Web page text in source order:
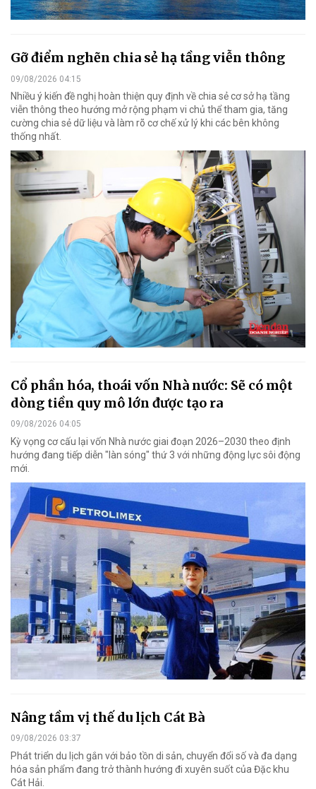
Gỡ điểm nghẽn chia sẻ hạ tầng viễn thông
09/08/2026 04:15
Nhiều ý kiến đề nghị hoàn thiện quy định về chia sẻ cơ sở hạ tầng
viễn thông theo hướng mở rộng phạm vi chủ thể tham gia, tăng
cường chia sẻ dữ liệu và làm rõ cơ chế xử lý khi các bên không
thống nhất.
Cổ phần hóa, thoái vốn Nhà nước: Sẽ có một
dòng tiền quy mô lớn được tạo ra
09/08/2026 04:05
Kỳ vọng cơ cấu lại vốn Nhà nước giai đoạn 2026–2030 theo định
hướng đang tiếp diễn "làn sóng" thứ 3 với những động lực sôi động
mới.
Nâng tầm vị thế du lịch Cát Bà
09/08/2026 03:37
Phát triển du lịch gắn với bảo tồn di sản, chuyển đổi số và đa dạng
hóa sản phẩm đang trở thành hướng đi xuyên suốt của Đặc khu
Cát Hải.